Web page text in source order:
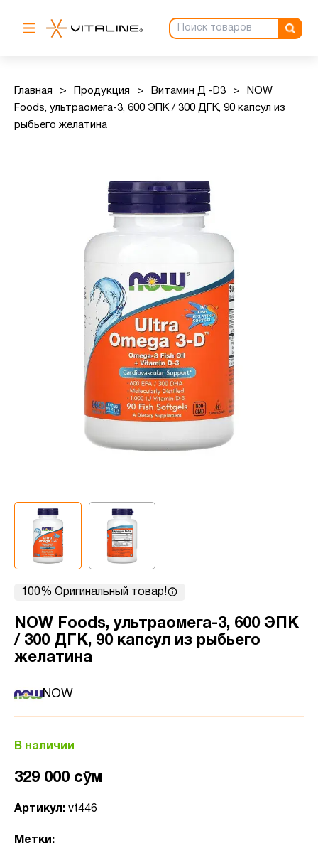
Главная > Продукция > Витамин Д -D3 >
NOW
Foods, ультраомега-3, 600 ЭПК / 300 ДГК, 90 капсул из
рыбьего желатина
100% Оригинальный товар!
NOW Foods, ультраомега-3, 600 ЭПК
/ 300 ДГК, 90 капсул из рыбьего
желатина
NOW
В наличии
329 000 сӯм
Артикул: vt446
Метки: